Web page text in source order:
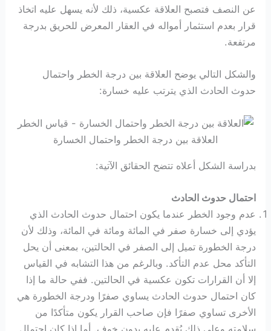
عن النصف فتصبح العلاقة عكسية، ذلك لأنه يسهل عليه اتخاذ
قرار بعدم استثمار أمواله في العقار المعرض للحريق بدرجة
مرتفعة.
والشكل التالي يوضح العلاقة بين درجة الخطر واحتمال
حدوث الحادث الذي يترتب عليه خسارة:
العلاقة بين درجة الخطر واحتمال الخسارة
بدراسة الشكل أعلاه تتضح الحقائق الآتية:
احتمال حدوث الحادث
عدم وجود الخطر عندما يكون احتمال حدوث الحادث الذي
يؤدي إلى خسارة صفر في المائة ومائة في المائة، وذلك لأن
درجة الخطورة تميل إلى الصفر في الحالتين، بمعنى أن يحل
التأكد محل عدم التأكد. وبالرغم من هذا التشابه في القياس
إلا أن القرارات تكون عكسية في الحالتين. ففي حالة ما إذا
كان احتمال حدوث الحادث يساوي صفرًا ودرجة الخطورة هي
الأخرى تساوي صفرًا فإن صاحب القرار يكون متأكدًا من